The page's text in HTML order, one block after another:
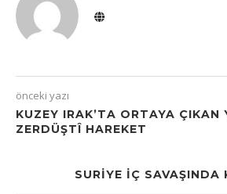
önceki yazı
KUZEY IRAK’TA ORTAYA ÇIKAN
ZERDÜŞTÎ HAREKET
SURİYE İÇ SAVAŞINDA